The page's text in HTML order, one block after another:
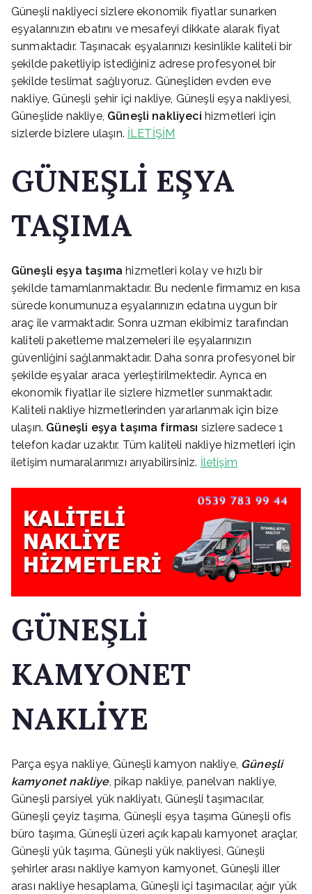
Güneşli nakliyeci sizlere ekonomik fiyatlar sunarken
eşyalarınızın ebatını ve mesafeyi dikkate alarak fiyat
sunmaktadır. Taşınacak eşyalarınızı kesinlikle kaliteli bir
şekilde paketliyip istediğiniz adrese profesyonel bir
şekilde teslimat sağlıyoruz. Güneşliden evden eve
nakliye, Güneşli şehir içi nakliye, Güneşli eşya nakliyesi,
Güneşlide nakliye, Güneşli nakliyeci hizmetleri için
sizlerde bizlere ulaşın. İLETİŞİM
GÜNEŞLİ EŞYA
TAŞIMA
Güneşli eşya taşıma hizmetleri kolay ve hızlı bir
şekilde tamamlanmaktadır. Bu nedenle firmamız en kısa
sürede konumunuza eşyalarınızın edatına uygun bir
araç ile varmaktadır. Sonra uzman ekibimiz tarafından
kaliteli paketleme malzemeleri ile eşyalarınızın
güvenliğini sağlanmaktadır. Daha sonra profesyonel bir
şekilde eşyalar araca yerleştirilmektedir. Ayrıca en
ekonomik fiyatlar ile sizlere hizmetler sunmaktadır.
Kaliteli nakliye hizmetlerinden yararlanmak için bize
ulaşın. Güneşli eşya taşıma firması sizlere sadece 1
telefon kadar uzaktır. Tüm kaliteli nakliye hizmetleri için
iletişim numaralarımızı arıyabilirsiniz. İletişim
GÜNEŞLİ
KAMYONET
NAKLİYE
Parça eşya nakliye, Güneşli kamyon nakliye, Güneşli
kamyonet nakliye, pikap nakliye, panelvan nakliye,
Güneşli parsiyel yük nakliyatı, Güneşli taşımacılar,
Güneşli çeyiz taşıma, Güneşli eşya taşıma Güneşli ofis
büro taşıma, Güneşli üzeri açık kapalı kamyonet araçlar,
Güneşli yük taşıma, Güneşli yük nakliyesi, Güneşli
şehirler arası nakliye kamyon kamyonet, Güneşli iller
arası nakliye hesaplama, Güneşli içi taşımacılar, ağır yük